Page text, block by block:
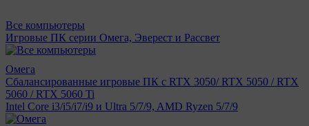
Все компьютеры
Игровые ПК серии Омега, Эверест и Рассвет
Омега
Сбалансированные игровые ПК с RTX 3050/ RTX 5050 / RTX
5060 / RTX 5060 Ti
Intel Core i3/i5/i7/i9 и Ultra 5/7/9, AMD Ryzen 5/7/9